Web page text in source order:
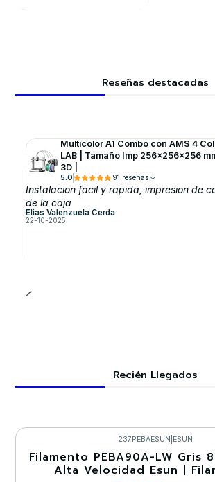
Reseñas destacadas
Multicolor A1 Combo con AMS 4
LAB | Tamaño Imp 256×256×256
3D |
5.0 91 reseñas
Instalacion facil y rapida, impresion de
de la caja
Elias Valenzuela Cerda
22-10-2025
Recién Llegados
-30%
237PEBAESUN ESUN
Filamento PEBA90A-LW Gris
Alta Velocidad Esun |